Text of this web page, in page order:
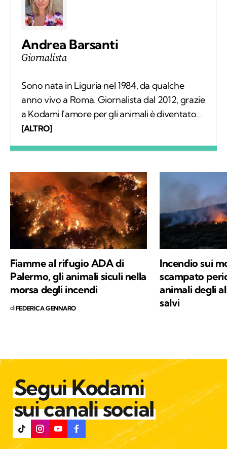
Andrea Barsanti
Giornalista
Sono nata in Liguria nel 1984, da qualche
anno vivo a Roma. Giornalista dal 2012, grazie
a Kodami l'amore per gli animali è diventato
un lavoro attraverso cui provo a fare la
libero tanti libri, qualche viaggio e una
continua scoperta di ciò che mi circonda.
[ALTRO]
Fiamme al rifugio ADA di
Palermo, gli animali siculi nella
morsa degli incendi
diFEDERICA GENNARO
Incendio sui
scampato
animali degli
salvi
Segui Kodami
sui canali social